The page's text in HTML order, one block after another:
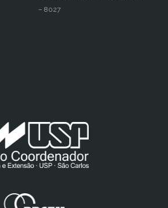
– 8027